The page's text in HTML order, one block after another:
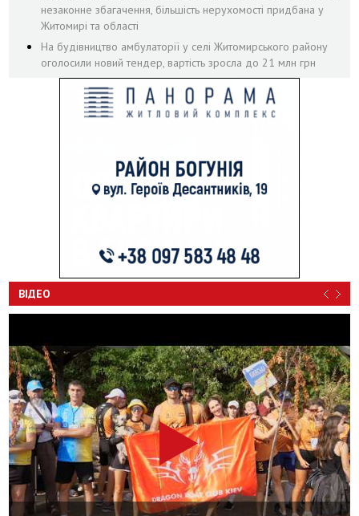
незаконне збагачення, більшість нерухомості придбана у
Житомирі та області
На будівництво амбулаторії у селі Житомирського району
оголосили новий тендер, вартість зросла до 21 млн грн
ВІДЕО